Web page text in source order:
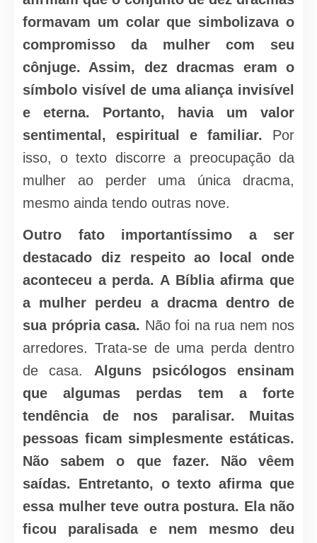
formavam um colar que simbolizava o
compromisso da mulher com seu
cônjuge. Assim, dez dracmas eram o
símbolo visível de uma aliança invisível
e eterna. Portanto, havia um valor
sentimental, espiritual e familiar. Por
isso, o texto discorre a preocupação da
mulher ao perder uma única dracma,
mesmo ainda tendo outras nove.
Outro fato importantíssimo a ser
destacado diz respeito ao local onde
aconteceu a perda. A Bíblia afirma que
a mulher perdeu a dracma dentro de
sua própria casa. Não foi na rua nem nos
arredores. Trata-se de uma perda dentro
de casa. Alguns psicólogos ensinam
que algumas perdas tem a forte
tendência de nos paralisar.
Muitas
pessoas ficam simplesmente estáticas.
Não sabem o que fazer. Não vêem
saídas. Entretanto, o texto afirma que
essa mulher teve outra postura. Ela não
ficou paralisada e nem mesmo deu